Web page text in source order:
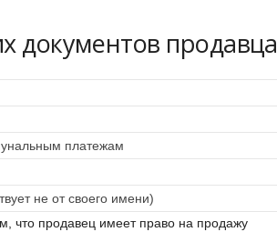
документов продавца
платежам
не от своего имени)
что продавец имеет право на продажу